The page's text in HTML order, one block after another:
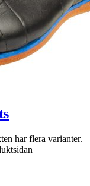
har flera varianter.